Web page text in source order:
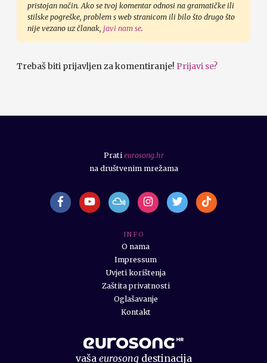
pristojan način. Ako se tvoj komentar odnosi na gramatičke ili
stilske pogreške, problem s web stranicom ili bilo što drugo što
nije vezano uz članak, javi nam se.
Trebaš biti prijavljen za komentiranje! Prijavi se?
vaša eurosongdestinacija
I N F O
O nama
Impressum
Uvjeti korištenja
Zaštita privatnosti
Oglašavanje
Kontakt
Prati eurosong.hr
na društvenim mrežama